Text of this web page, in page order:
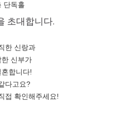
단독홀
초대합니다.
한 신랑과
신부가
합니다!
다고요?
접 확인해주세요!